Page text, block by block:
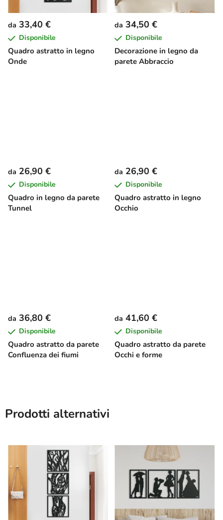
Quadro astratto in legno
Onde
da 33,40 €
Disponibile
Decorazione in legno da
parete Abbraccio
da 34,50 €
Disponibile
Quadro in legno da parete
Tunnel
da 26,90 €
Disponibile
Quadro astratto in legno
Occhio
da 26,90 €
Disponibile
Quadro astratto da parete
Confluenza dei fiumi
da 36,80 €
Disponibile
Quadro astratto da parete
Occhi e forme
da 41,60 €
Disponibile
Prodotti alternativi